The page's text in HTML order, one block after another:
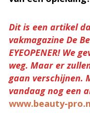
Dit is een artikel
vakmagazine De
EYEOPENER! We
weg. Maar er
gaan verschijnen.
vandaag nog een
www.beauty-